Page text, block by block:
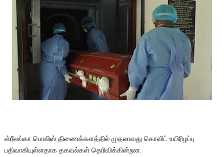
ஸ்ரீலங்கா பொலிஸ் திணைக்களத்தில் முதலாவது கொவிட் உயிரிழப்பு
பதிவாகியுள்ளதாக தகவல்கள் தெரிவிக்கின்றன.